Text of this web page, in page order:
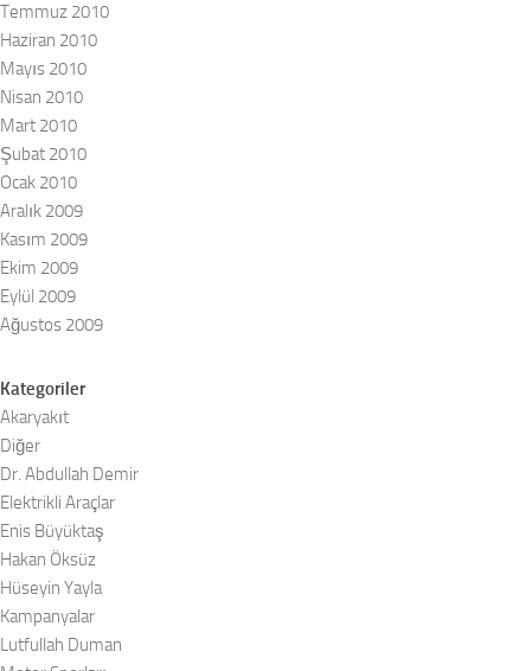
Temmuz 2010
Haziran 2010
Mayıs 2010
Nisan 2010
Mart 2010
Şubat 2010
Ocak 2010
Aralık 2009
Kasım 2009
Ekim 2009
Eylül 2009
Ağustos 2009
Kategoriler
Akaryakıt
Diğer
Dr. Abdullah Demir
Elektrikli Araçlar
Enis Büyüktaş
Hakan Öksüz
Hüseyin Yayla
Kampanyalar
Lutfullah Duman